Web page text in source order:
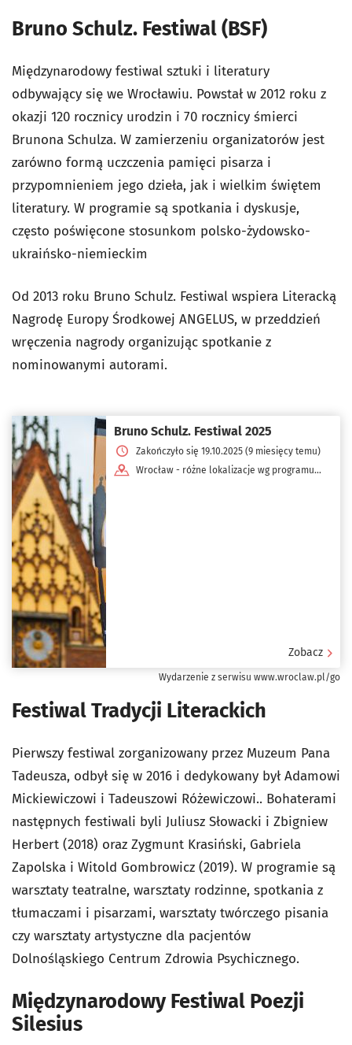
Bruno Schulz. Festiwal (BSF)
Międzynarodowy festiwal sztuki i literatury
odbywający się we Wrocławiu. Powstał w 2012 roku z
okazji 120 rocznicy urodzin i 70 rocznicy śmierci
Brunona Schulza. W zamierzeniu organizatorów jest
zarówno formą uczczenia pamięci pisarza i
przypomnieniem jego dzieła, jak i wielkim świętem
literatury. W programie są spotkania i dyskusje,
często poświęcone stosunkom polsko-żydowsko-
ukraińsko-niemieckim
Od 2013 roku Bruno Schulz. Festiwal wspiera Literacką
Nagrodę Europy Środkowej ANGELUS, w przeddzień
wręczenia nagrody organizując spotkanie z
nominowanymi autorami.
Bruno Schulz. Festiwal 2025
Zakończyło się 19.10.2025 (9 miesięcy temu)
Wrocław - różne lokalizacje wg programu
Zobacz
Wydarzenie z serwisu www.wroclaw.pl/go
Festiwal Tradycji Literackich
Pierwszy festiwal zorganizowany przez Muzeum Pana
Tadeusza, odbył się w 2016 i dedykowany był Adamowi
Mickiewiczowi i Tadeuszowi Różewiczowi.. Bohaterami
następnych festiwali byli Juliusz Słowacki i Zbigniew
Herbert (2018) oraz Zygmunt Krasiński, Gabriela
Zapolska i Witold Gombrowicz (2019). W programie są
warsztaty teatralne, warsztaty rodzinne, spotkania z
tłumaczami i pisarzami, warsztaty twórczego pisania
czy warsztaty artystyczne dla pacjentów
Dolnośląskiego Centrum Zdrowia Psychicznego.
Międzynarodowy Festiwal Poezji
Silesius